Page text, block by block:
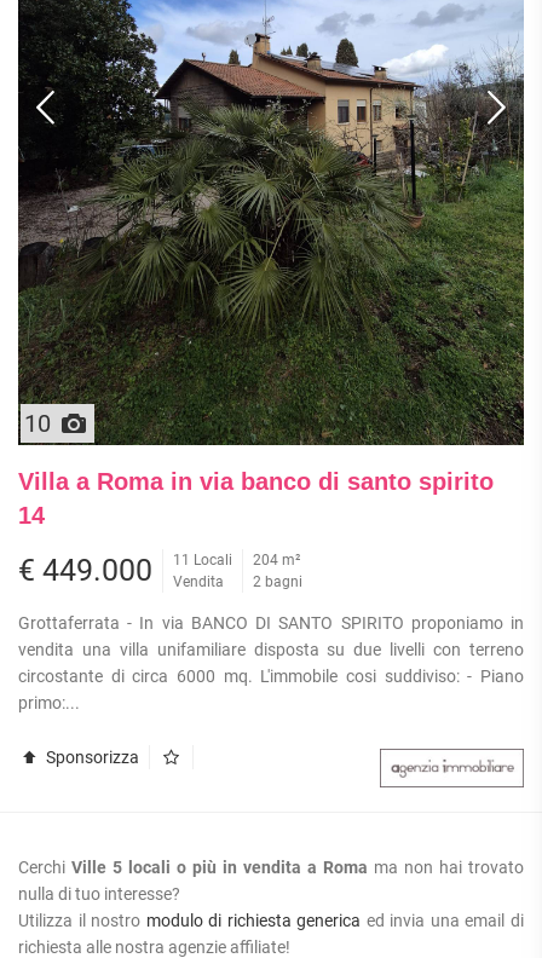
10
Villa a Roma in via banco di santo spirito
14
€ 449.000
11 Locali
Vendita
204 m²
2 bagni
Grottaferrata - In via BANCO DI SANTO SPIRITO proponiamo in
vendita una villa unifamiliare disposta su due livelli con terreno
circostante di circa 6000 mq. L'immobile cosi suddiviso: - Piano
primo:...
Sponsorizza
Cerchi Ville 5 locali o più in vendita a Roma ma non hai trovato
nulla di tuo interesse?
Utilizza il nostro modulo di richiesta generica ed invia una email di
richiesta alle nostra agenzie affiliate!